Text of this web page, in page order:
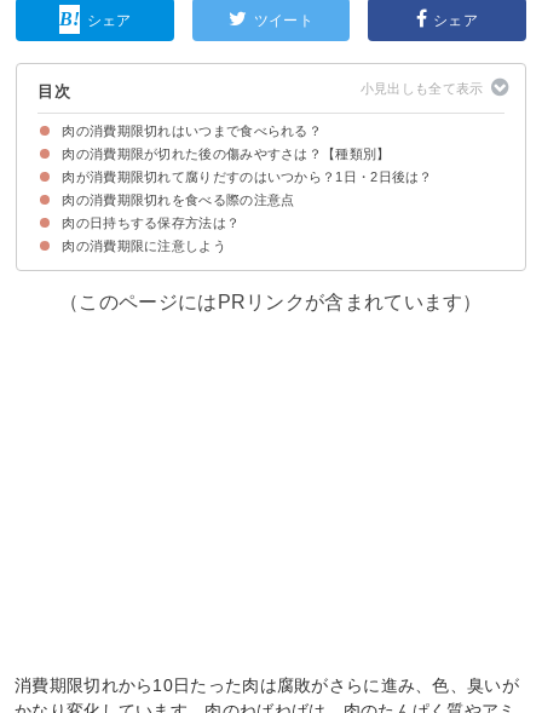
シェア ツイート シェア
目次
肉の消費期限切れはいつまで食べられる？
賞味期限・消費期限の定義
腐っていなければ食べられるが危険
肉の消費期限が切れた後の傷みやすさは？【種類別】
肉の種類別だと鶏肉が傷みやすい
肉の状態別だとひき肉が傷みやすい
肉が消費期限切れて腐りだすのはいつから？1日・2日後は？
①消費期限が切れて1日～2日後
②消費期限が切れて3日～4日後
③消費期限が切れて1週間後
④消費期限が切れて10日以上
肉の消費期限切れを食べる際の注意点
肉をよく加熱する
食中毒になったらすぐ病院へ
肉の日持ちする保存方法は？
①冷蔵保存する場合
②冷凍保存する場合
冷凍肉の解凍方法・使い方
肉の消費期限に注意しよう
（このページにはPRリンクが含まれています）
消費期限切れから10日たった肉は腐敗がさらに進み、色、臭いが